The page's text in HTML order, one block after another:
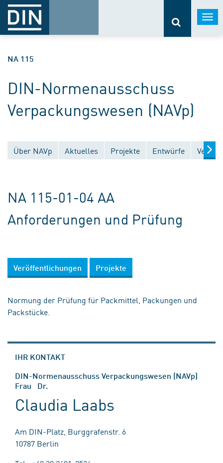
NA 115
DIN-Normenausschuss
Verpackungswesen (NAVp)
Über NAVp Aktuelles Projekte Entwürfe
NA 115-01-04 AA
Anforderungen und Prüfung
Veröffentlichungen Projekte
Normung der Prüfung für Packmittel, Packungen und
Packstücke.
IHR KONTAKT
DIN-Normenausschuss Verpackungswesen (NAVp)
Frau Dr.
Claudia Laabs
Am DIN-Platz, Burggrafenstr. 6
10787 Berlin